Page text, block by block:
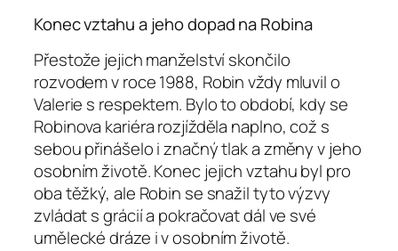
Konec vztahu a jeho dopad na Robina
Přestože jejich manželství skončilo
rozvodem v roce 1988, Robin vždy mluvil o
Valerie s respektem. Bylo to období, kdy se
Robinova kariéra rozjížděla naplno, což s
sebou přinášelo i značný tlak a změny v jeho
osobním životě. Konec jejich vztahu byl pro
oba těžký, ale Robin se snažil tyto výzvy
zvládat s grácií a pokračovat dál ve své
umělecké dráze i v osobním životě.